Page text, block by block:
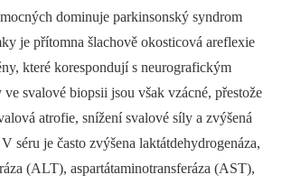
dominuje parkinsonský syndrom
je přítomna šlachově okosticová areflexie
které korespondují s neurografickým
svalové biopsii jsou však vzácné, přestože
atrofie, snížení svalové síly a zvýšená
séru je často zvýšena laktátdehydrogenáza,
(ALT), aspartátaminotransferáza (AST),